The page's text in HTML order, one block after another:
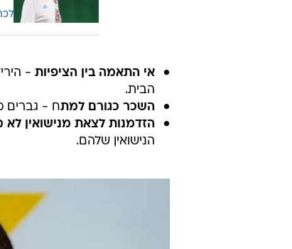
אי התאמה בין הציפיות -
הבית.
השכר כגורם למתח - גברים
הזדמנות לצאת מנישואין לא
הנישואין שלהם.